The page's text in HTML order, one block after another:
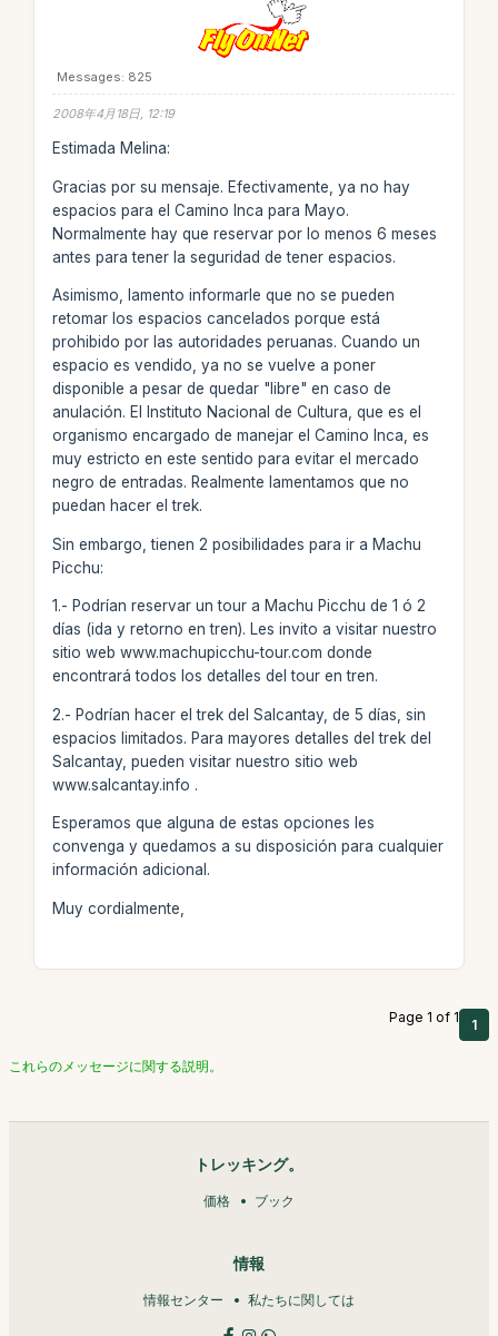
Messages: 825
2008年4月18日, 12:19
Estimada Melina:
Gracias por su mensaje. Efectivamente, ya no hay
espacios para el Camino Inca para Mayo.
Normalmente hay que reservar por lo menos 6 meses
antes para tener la seguridad de tener espacios.
Asimismo, lamento informarle que no se pueden
retomar los espacios cancelados porque está
prohibido por las autoridades peruanas. Cuando un
espacio es vendido, ya no se vuelve a poner
disponible a pesar de quedar "libre" en caso de
anulación. El Instituto Nacional de Cultura, que es el
organismo encargado de manejar el Camino Inca, es
muy estricto en este sentido para evitar el mercado
negro de entradas. Realmente lamentamos que no
puedan hacer el trek.
Sin embargo, tienen 2 posibilidades para ir a Machu
Picchu:
1.- Podrían reservar un tour a Machu Picchu de 1 ó 2
días (ida y retorno en tren). Les invito a visitar nuestro
sitio web www.machupicchu-tour.com donde
encontrará todos los detalles del tour en tren.
2.- Podrían hacer el trek del Salcantay, de 5 días, sin
espacios limitados. Para mayores detalles del trek del
Salcantay, pueden visitar nuestro sitio web
www.salcantay.info .
Esperamos que alguna de estas opciones les
convenga y quedamos a su disposición para cualquier
información adicional.
Muy cordialmente,
Page 1 of 1 1
これらのメッセージに関する説明。
トレッキング。
価格 ブック
情報
情報センター 私たちに関しては